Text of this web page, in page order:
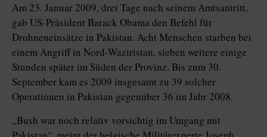
Am 23. Januar 2009, drei Tage nach seinem Amtsantritt,
gab US-Präsident Barack Obama den Befehl für
Drohneneinsätze in Pakistan. Acht Menschen starben bei
einem Angriff in Nord-Waziristan, sieben weitere einige
Stunden später im Süden der Provinz. Bis zum 30.
September kam es 2009 insgesamt zu 39 solcher
Operationen in Pakistan gegenüber 36 im Jahr 2008.
„Bush war noch relativ vorsichtig im Umgang mit